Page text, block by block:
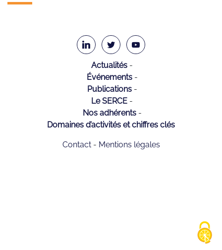
Actualités
Événements
Publications
Le SERCE
Nos adhérents
Domaines d’activités et chiffres clés
Contact Mentions légales